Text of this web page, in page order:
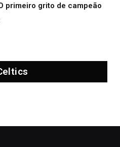
primeiro grito de campeão